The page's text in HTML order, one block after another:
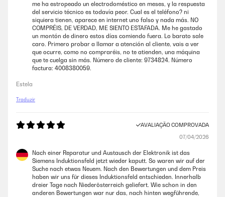
Producto alemán de calidad, el servicio de atención al cliente funciona
perfectamente, si bien atiende por mail pero tanto para devoluciones
como cancelaciones de compras funciona correctamente.Al final he
descambiado la placa porque la que compré es más grande de lo que
pensaba pero es un producto excepcional y el servicio de KLARSTEIN
también.
Usuario/a de amazon
blanca y la siguiente que me han traído tampoco es blanca esta ya la
he puesto y la verdad es que me hubiera hecho ilusión que fuera
tiene que durar años ,deberían especificar bien el color que es.
Usuario/a de amazon
me ha estropeado un electrodoméstico en meses, y la respuesta
del servicio técnico es todavía peor. Cual es el teléfono? ni
siquiera tienen, aparece en internet uno falso y nada más. NO
COMPRÉIS, DE VERDAD, ME SIENTO ESTAFADA. Me he gastado
un montón de dinero estos días comiendo fuera. Lo barato sale
caro. Primero probar a llamar a atención al cliente, vais a ver
que ocurre, como no compraréis, no te atienden, una máquina
que te cuelga sin más. Número de cliente: 9734824. Número
factura: 4008380059.
Estela
Traduzir
AVALIAÇÃO COMPROVADA
07/04/2026
Nach einer Reparatur und Austausch der Elektronik ist das
Siemens Induktionsfeld jetzt wieder kaputt. So waren wir auf der
Suche nach etwas Neuem. Nach den Bewertungen und dem Preis
haben wir uns für dieses Induktionsfeld entschieden. Innerhalb
dreier Tage nach Niederösterreich geliefert. Wie schon in den
anderen Bewertungen war nur das, nach hinten wegführende,